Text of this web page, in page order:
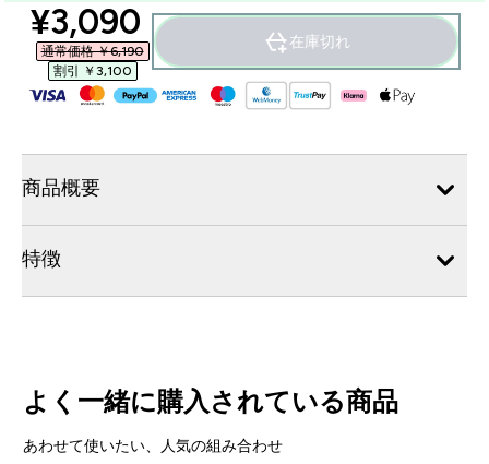
discounted price
¥3,090‎
通常価格 ￥6,190‎
割引 ￥3,100‎
在庫切れ
商品概要
特徴
よく一緒に購入されている商品
あわせて使いたい、人気の組み合わせ